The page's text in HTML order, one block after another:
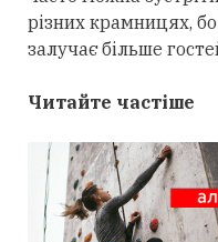
різних крамницях,
залучає більше
Читайте частіше